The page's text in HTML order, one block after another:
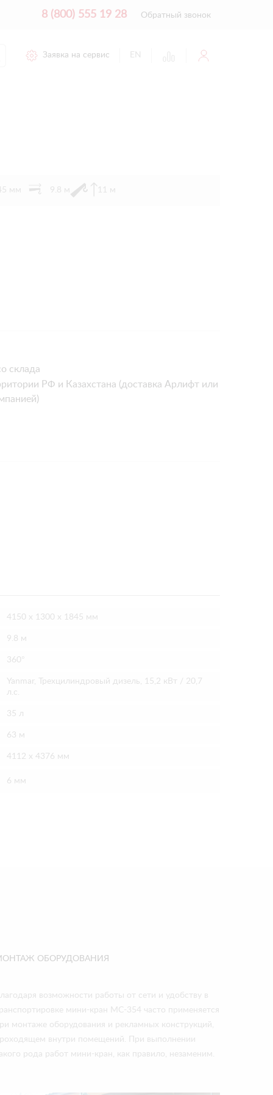
8 (800) 555 19 28 Обратный звонок
Заявка на сервис EN
мм 9.8 м 11 м
склада
РФ и Казахстана (доставка Арлифт или
4150 x 1300 x 1845 мм
9.8 м
360°
Yanmar, Трехцилиндровый дизель, 15,2 кВт / 20,7
л.с.
35 л
63 м
4112 х 4376 мм
6 мм
ОБОРУДОВАНИЯ
возможности работы от сети и удобству в
мини-кран МС-354 часто применяется
монтаже оборудования и рекламных конструкций,
внутри помещений. При выполнении
рода работ мини-кран, как правило, незаменим.